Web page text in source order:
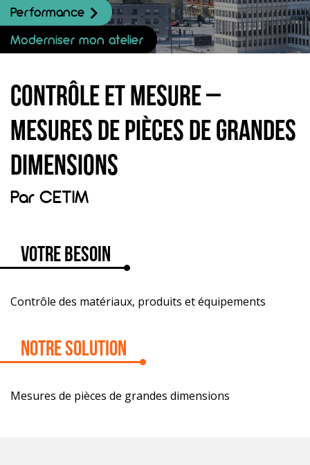
Performance
Moderniser mon atelier
Contrôle et mesure –
Mesures de pièces de grandes
dimensions
Par CETIM
Votre besoin
Contrôle des matériaux, produits et équipements
Notre solution
Mesures de pièces de grandes dimensions